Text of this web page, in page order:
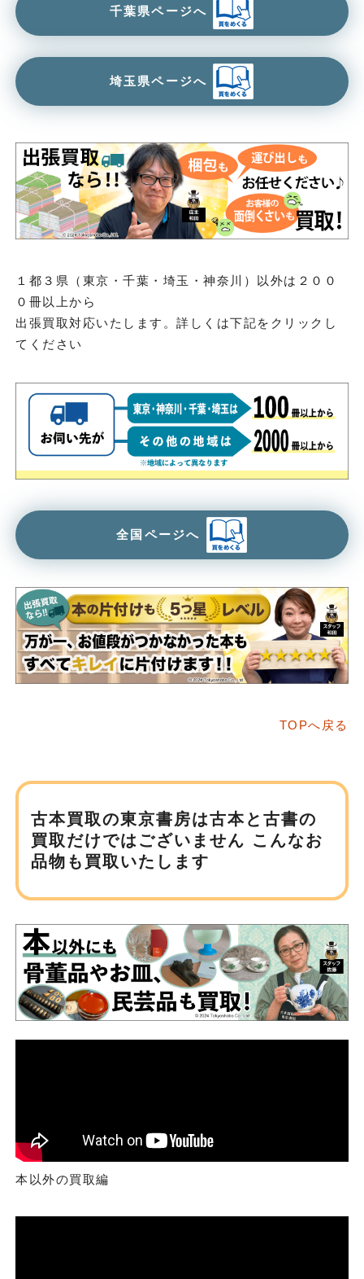
千葉県ページへ
埼玉県ページへ
１都３県（東京・千葉・埼玉・神奈川）以外は２００
０冊以上から
出張買取対応いたします。詳しくは下記をクリックし
てください
全国ページへ
TOPへ戻る
古本買取の東京書房は古本と古書の
買取だけではございません こんなお
品物も買取いたします
本以外の買取編